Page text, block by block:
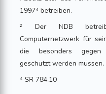
1997⁴ betreiben.
² Der NDB
Computernetzwerk für
die besonders gegen
geschützt werden müssen.
⁴ SR 784.10